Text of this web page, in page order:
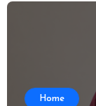
Home